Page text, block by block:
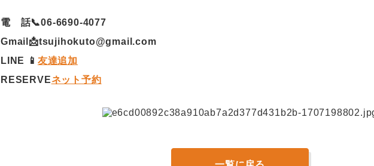
電 話📞06-6690-4077
Gmail📩tsujihokuto@gmail.com
LINE 📱 友達追加
RESERVEネット予約